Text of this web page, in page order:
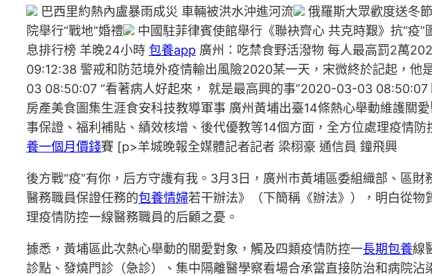
巴西里約熱內盧暴雨成災 車輛被洪水沖進河流
俄羅斯大眾歡度送冬節
院舉行“戰地”婚禮
中國駐菲律賓使館舉行《聯袂齊心 共克時艱》抗“疫”
息排行榜 羊晚24小時 包養app 廣州：吃禁食野活潑物 每人最高罰2萬
09:12:38 警戒和防范境外疫情輸出風險2020某一天，宋微終於記起，
03 08:50:07 “看著病人好起來， 就是最高興的事”2020-03-03 08:50:07
房產美食圖集生涯食安科技教導軍事 廣州黃埔出臺14條熱心舉動維護關
事保證、福利補貼、績效核增、後代優教等14個方面，全方位處理疫情
養一個月價錢賽 [p>羊城晚報全媒體記者記者 梁栩豪 通信員 鐘飛興
後方戰“疫”有你，后方守護有我。3月3日，廣州市黃埔區委組織部、區
醫務職員保證任務的包養情婦若干辦法》（下簡稱《辦法》），明白從
理疫情防控一線醫務職員的后顧之憂。
據悉，黃埔區此次熱心舉動的關愛對象，觸及四類疫情防控一長期包養線
診點、發燒門診（急診）、集中隔離醫學察看場合承當直接防治和病院